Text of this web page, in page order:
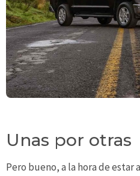
Unas por otras
Pero bueno, a la hora de estar